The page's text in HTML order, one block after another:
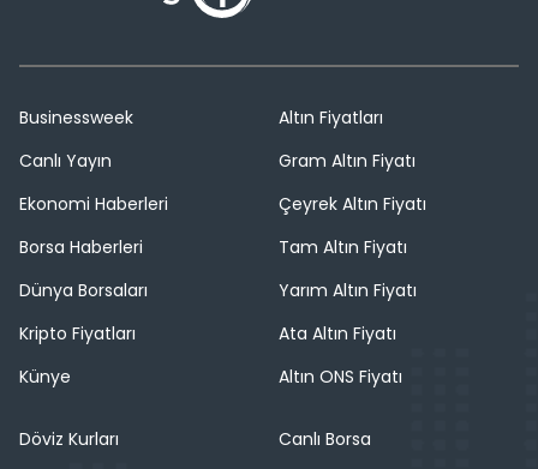
Businessweek
Canlı Yayın
Ekonomi Haberleri
Borsa Haberleri
Dünya Borsaları
Kripto Fiyatları
Künye
Altın Fiyatları
Gram Altın Fiyatı
Çeyrek Altın Fiyatı
Tam Altın Fiyatı
Yarım Altın Fiyatı
Ata Altın Fiyatı
Altın ONS Fiyatı
Döviz Kurları
Canlı Borsa